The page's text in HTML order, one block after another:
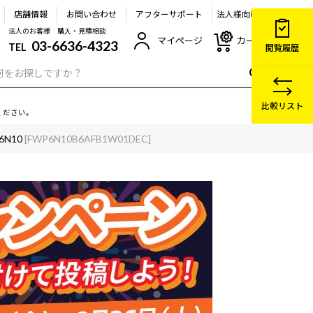
店舗情報 お問い合わせ アフターサポート 法人様向け
法人のお客様 購入・見積相談
TEL 03-6636-4323 マイページ カート
さい。
[FWP6N10B6AFB1W01DEC]
閲覧履歴
比較リスト